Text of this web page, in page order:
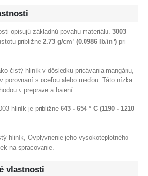
opisujú základnú povahu materiálu. 3003
približne 2.73 g/cm³ (0.0986 lb/in³) pri
čistý hliník v dôsledku pridávania mangánu,
porovnaní s oceľou alebo meďou. Táto nízka
v preprave a balení.
hliník je približne 643 - 654 ° C (1190 - 1210
hliník, Ovplyvnenie jeho vysokoteplotného
na spracovanie.
vlastnosti